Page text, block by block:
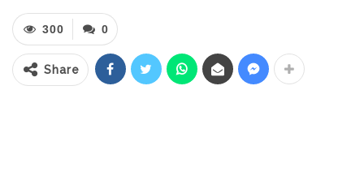
Bupati Bolsel Hi. Iskandar Kamaru,
bertindak selaku inspektur upacara.
Sementara yang bertugas sebagai
0
300
Share